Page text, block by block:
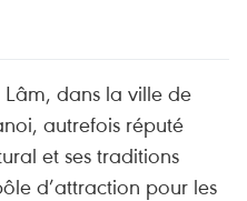
dans la ville de
autrefois réputé
et ses traditions
d’attraction pour les